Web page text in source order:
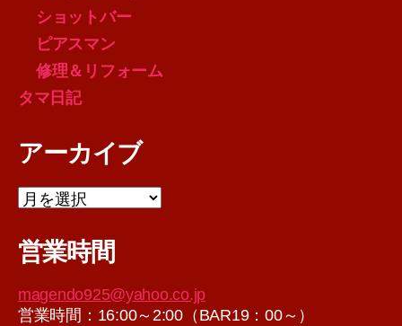
ショットバー
ピアスマン
修理＆リフォーム
タマ日記
アーカイブ
ア
ー
イ
営業時間
magendo925@yahoo.co.jp
営業時間：16:00～2:00（BAR19：00～）